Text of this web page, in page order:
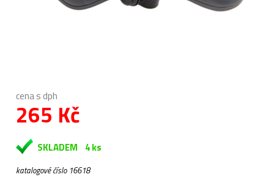
cena s dph
265 Kč
SKLADEM 4 ks
katalogové číslo 16618